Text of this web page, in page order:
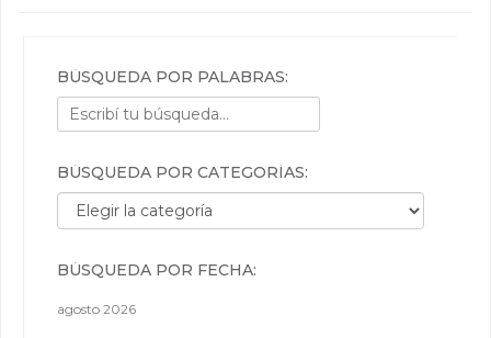
BÚSQUEDA POR PALABRAS:
BÚSQUEDA POR CATEGORÍAS:
Búsqueda por categorías:
BÚSQUEDA POR FECHA:
agosto 2026